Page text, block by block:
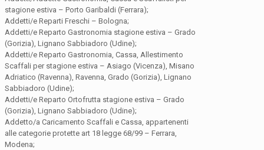
stagione estiva – Porto Garibaldi (Ferrara);
Addetti/e Reparti Freschi – Bologna;
Addetti/e Reparto Gastronomia stagione estiva – Grado
(Gorizia), Lignano Sabbiadoro (Udine);
Addetti/e Reparto Gastronomia, Cassa, Allestimento
Scaffali per stagione estiva – Asiago (Vicenza), Misano
Adriatico (Ravenna), Ravenna, Grado (Gorizia), Lignano
Sabbiadoro (Udine);
Addetti/e Reparto Ortofrutta stagione estiva – Grado
(Gorizia), Lignano Sabbiadoro (Udine);
Addetto/a Caricamento Scaffali e Cassa, appartenenti
alle categorie protette art 18 legge 68/99 – Ferrara,
Modena;